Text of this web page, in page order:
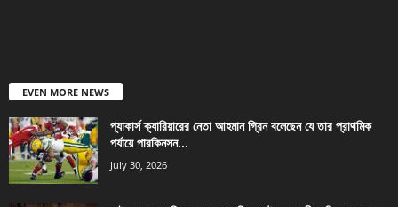
EVEN MORE NEWS
প্যাকার্স ক্যারিয়ারের নেতা আহমান গ্রিন বলেছেন যে তার প্রাথমিক
পর্যায়ে পারকিনসন...
July 30, 2026